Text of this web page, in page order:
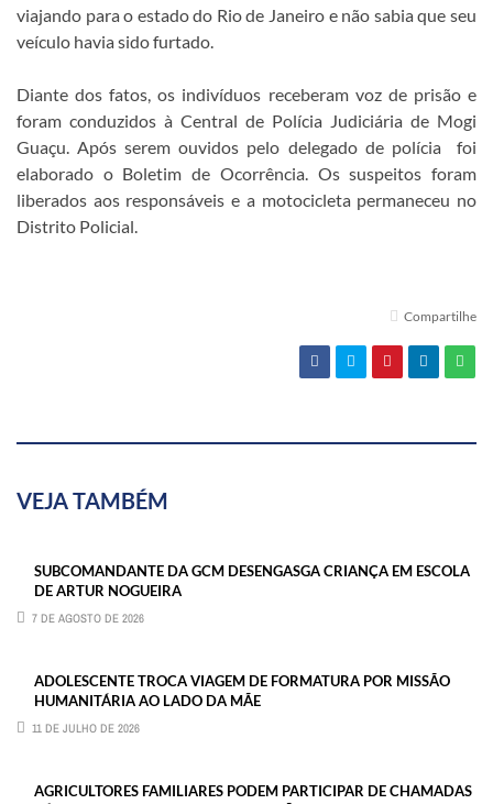
viajando para o estado do Rio de Janeiro e não sabia que seu
veículo havia sido furtado.
Diante dos fatos, os indivíduos receberam voz de prisão e
foram conduzidos à Central de Polícia Judiciária de Mogi
Guaçu. Após serem ouvidos pelo delegado de polícia foi
elaborado o Boletim de Ocorrência. Os suspeitos foram
liberados aos responsáveis e a motocicleta permaneceu no
Distrito Policial.
Compartilhe
VEJA TAMBÉM
SUBCOMANDANTE DA GCM DESENGASGA CRIANÇA EM ESCOLA
DE ARTUR NOGUEIRA
7 DE AGOSTO DE 2026
ADOLESCENTE TROCA VIAGEM DE FORMATURA POR MISSÃO
HUMANITÁRIA AO LADO DA MÃE
11 DE JULHO DE 2026
AGRICULTORES FAMILIARES PODEM PARTICIPAR DE CHAMADAS